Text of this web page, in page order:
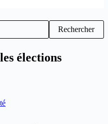
Rechercher
élections